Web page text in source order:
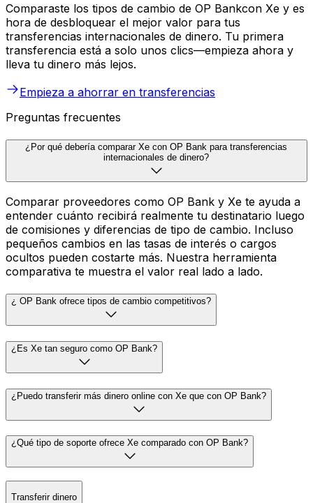
Comparaste los tipos de cambio de OP Bankcon Xe y es
hora de desbloquear el mejor valor para tus
transferencias internacionales de dinero. Tu primera
transferencia está a solo unos clics—empieza ahora y
lleva tu dinero más lejos.
Empieza a ahorrar en transferencias
Preguntas frecuentes
¿Por qué debería comparar Xe con OP Bank para transferencias
internacionales de dinero?
Comparar proveedores como OP Bank y Xe te ayuda a
entender cuánto recibirá realmente tu destinatario luego
de comisiones y diferencias de tipo de cambio. Incluso
pequeños cambios en las tasas de interés o cargos
ocultos pueden costarte más. Nuestra herramienta
comparativa te muestra el valor real lado a lado.
¿ OP Bank ofrece tipos de cambio competitivos?
¿Es Xe tan seguro como OP Bank?
¿Puedo transferir más dinero online con Xe que con OP Bank?
¿Qué tipo de soporte ofrece Xe comparado con OP Bank?
Transferir dinero